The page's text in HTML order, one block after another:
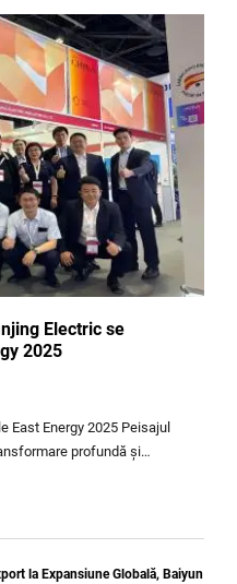
Piața Stâlpului cu Steag
Electric se
2025
East Energy 2025 Peisajul
profundă și
În cadrul acestei dinam...
la Expansiune Globală, Baiyun